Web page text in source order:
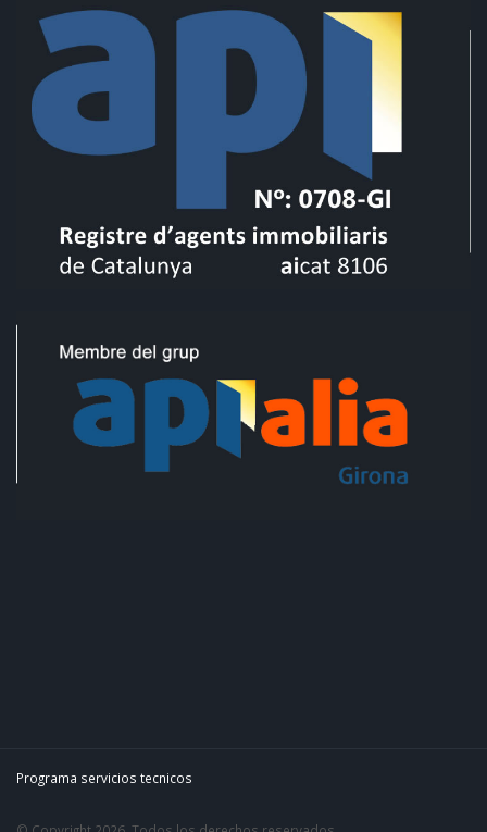
Programa servicios tecnicos